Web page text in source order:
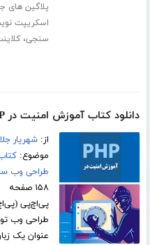
پلاگین های
اسکریپت
سنجی،
دانلود کتاب آموزش امنیت در PHP
از:شهریار
موضوع:
طراحی وب
۱۵۸ صفحه
پی‌اچ‌پی
طراحی وب
عنوان یک